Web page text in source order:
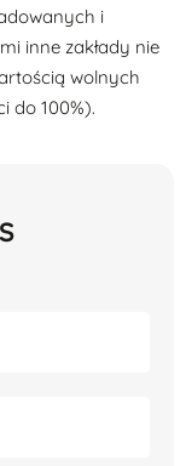
i
inne zakłady nie
wolnych
do 100%).